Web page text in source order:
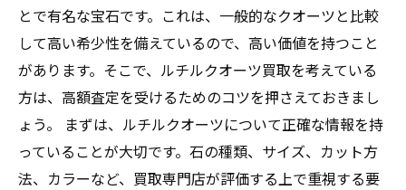
とで有名な宝石です。これは、一般的なクオーツと比較
して高い希少性を備えているので、高い価値を持つこと
があります。そこで、ルチルクオーツ買取を考えている
方は、高額査定を受けるためのコツを押さえておきまし
ょう。 まずは、ルチルクオーツについて正確な情報を持
っていることが大切です。石の種類、サイズ、カット方
法、カラーなど、買取専門店が評価する上で重視する要